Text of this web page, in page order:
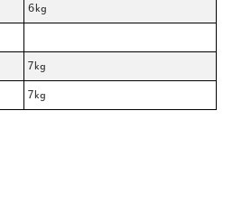
6kg
7kg
7kg